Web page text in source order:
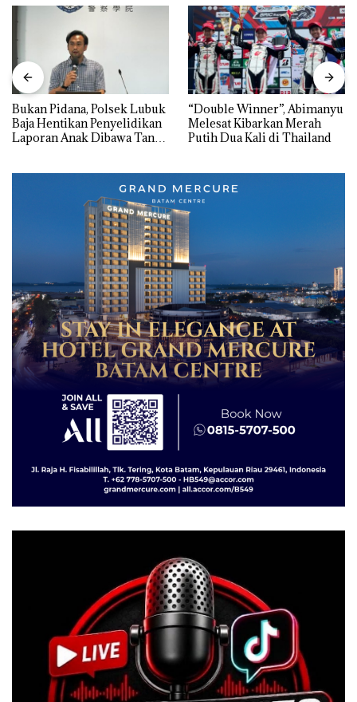
Bukan Pidana, Polsek Lubuk
Baja Hentikan Penyelidikan
Laporan Anak Dibawa Tanpa
“Double Winner”, Abimanyu
Melesat Kibarkan Merah
Putih Dua Kali di Thailand